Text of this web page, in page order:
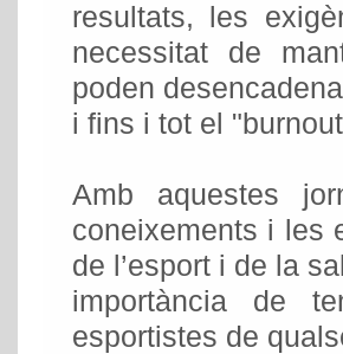
resultats, les
necessitat de
poden
i fins i tot el
Amb aquestes
coneixements i les
de l’esport i de la
importància de
esportistes de